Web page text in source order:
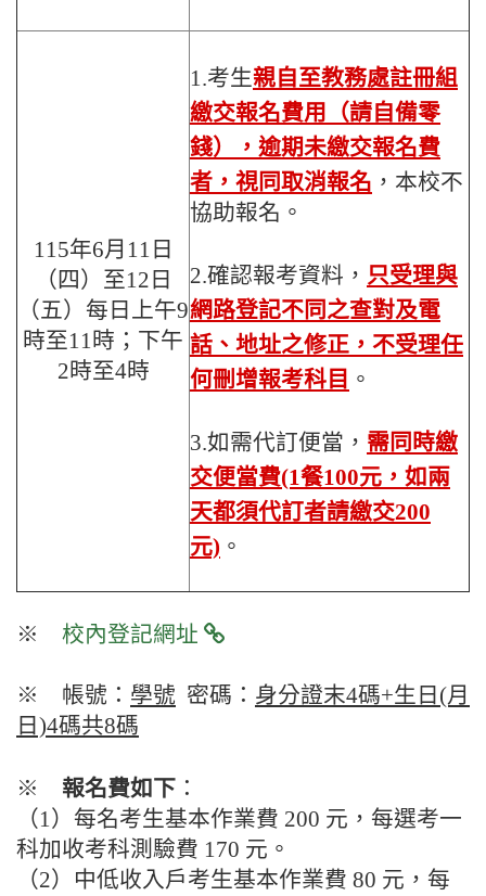
115年6月11日
（四）至12日
（五） 每日上午9
時至11時；下午
2時至4時
1.考生親自至教務處註冊組
繳交報名費用（請自備零
錢），逾期未繳交報名費
者，視同取消報名 ，本校不
協助報名。
2.確認報考資料， 只受理與
網路登記不同之查對及電
話、地址之修正，不受理任
何刪增報考科目 。
3.如需代訂便當， 需同時繳
交便當費(1餐100元，如兩
天都須代訂者請繳交200
元) 。
※ 校內登記網址
※ 帳號： 學號 密碼： 身分證末4碼+生日(月
日)4碼共8碼
※ 報名費如下 ：
（1）每名考生基本作業費 200 元，每選考一
科加收考科測驗費 170 元。
（2）中低收入戶考生基本作業費 80 元，每